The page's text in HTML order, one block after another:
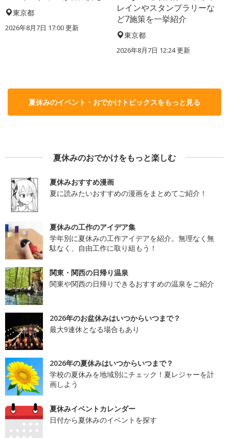
東京都
2026年8月7日 17:00更新
レインやスタンプラリーな
ど7施策を一挙紹介
東京都
2026年8月7日 12:24更新
夏休みのイベント・おでかけトピックスをもっと見る
夏休みのおでかけをもっと楽しむ
夏休みおすすめ漫画
夏に読みたいおすすめの漫画をまとめてご紹介！
夏休みの工作のアイデア集
学年別に夏休みの工作アイデアを紹介。無理なく無
駄なく、自由工作に取り組もう！
関東・関西の日帰り温泉
関東や関西の日帰りできるおすすめの温泉をご紹介
2026年のお盆休みはいつからいつまで？
最大9連休となる場合もあり
2026年の夏休みはいつからいつまで？
学校の夏休みを地域別にチェック！夏レジャーを計
画しよう
夏休みイベントカレンダー
日付から夏休みのイベントを探す